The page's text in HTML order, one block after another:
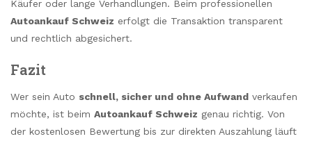
Käufer oder lange Verhandlungen. Beim professionellen
Autoankauf Schweiz erfolgt die Transaktion transparent
und rechtlich abgesichert.
Fazit
Wer sein Auto schnell, sicher und ohne Aufwand verkaufen
möchte, ist beim Autoankauf Schweiz genau richtig. Von
der kostenlosen Bewertung bis zur direkten Auszahlung läuft